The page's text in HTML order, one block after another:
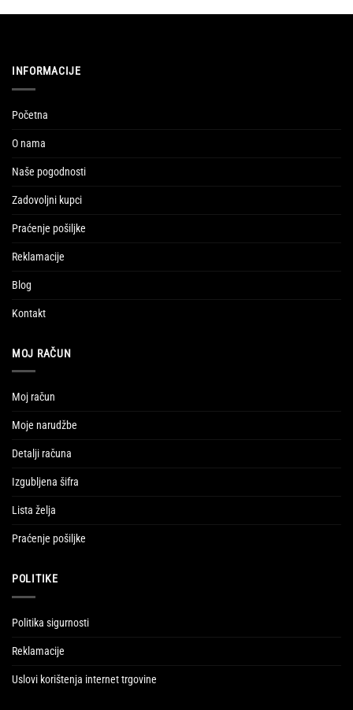
INFORMACIJE
Početna
O nama
Naše pogodnosti
Zadovoljni kupci
Praćenje pošiljke
Reklamacije
Blog
Kontakt
MOJ RAČUN
Moj račun
Moje narudžbe
Detalji računa
Izgubljena šifra
Lista želja
Praćenje pošiljke
POLITIKE
Politika sigurnosti
Reklamacije
Uslovi korištenja internet trgovine